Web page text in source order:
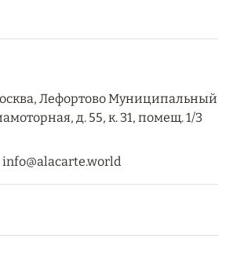
Лефортово Муниципальный
д. 55, к. 31, помещ. 1/3
info@alacarte.world